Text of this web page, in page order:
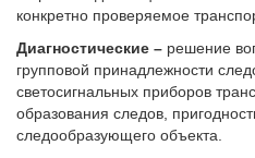
конкретно проверяемое
Диагностические – решение
групповой принадлежности
светосигнальных приборов
образования следов,
следообразующего объекта.